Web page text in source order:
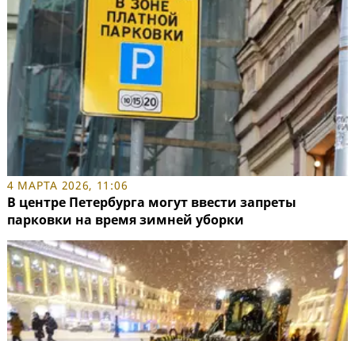
4 МАРТА 2026, 11:06
В центре Петербурга могут ввести запреты
парковки на время зимней уборки